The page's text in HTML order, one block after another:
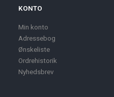
KONTO
Min konto
Adressebog
Ønskeliste
Ordrehistorik
Nyhedsbrev